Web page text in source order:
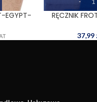
EGYPT-
RĘCZNIK
37,99